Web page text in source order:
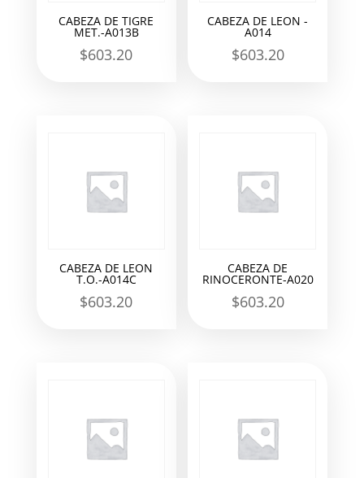
CABEZA DE TIGRE
MET.-A013B
$603.20
CABEZA DE LEON -
A014
$603.20
CABEZA DE LEON
T.O.-A014C
$603.20
CABEZA DE
RINOCERONTE-A020
$603.20